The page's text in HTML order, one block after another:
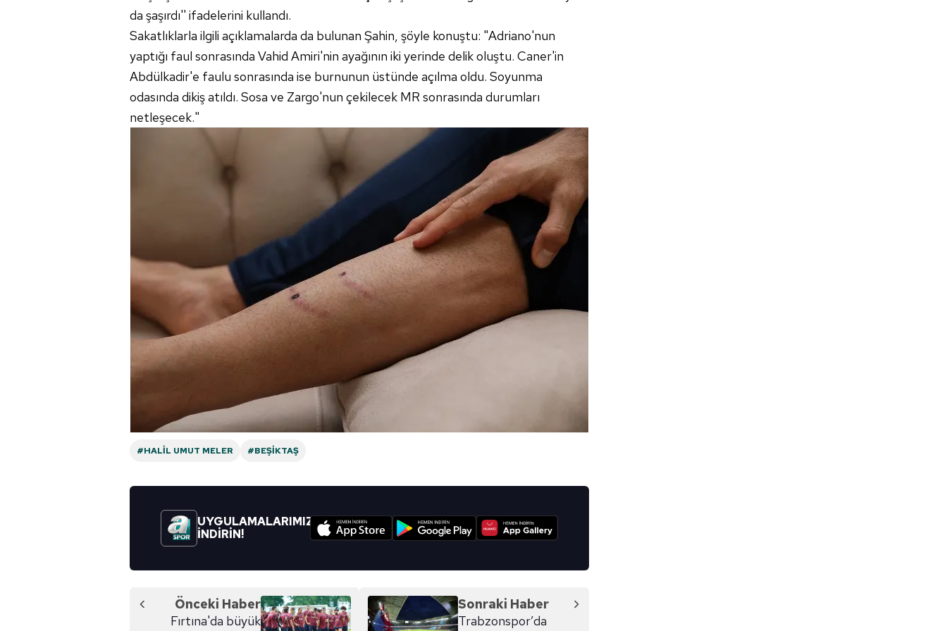
mevzuata uygun olarak kullanılan çerezlerle ilgili bilgi almak için lütfen
da şaşırdı'' ifadelerini kullandı.
Sakatlıklarla ilgili açıklamalarda da bulunan Şahin, şöyle konuştu: "Adriano'nun
yaptığı faul sonrasında Vahid Amiri'nin ayağının iki yerinde delik oluştu. Caner'in
Abdülkadir'e faulu sonrasında ise burnunun üstünde açılma oldu. Soyunma
odasında dikiş atıldı. Sosa ve Zargo'nun çekilecek MR sonrasında durumları
netleşecek."
#HALIL UMUT MELER #BEŞIKTAŞ
UYGULAMALARIMIZI
İNDİRİN!
Önceki Haber
Fırtına'da büyük
Sonraki Haber
Trabzonspor’da